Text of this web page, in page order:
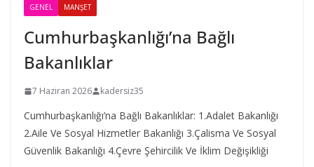
GENEL MANŞET
Cumhurbaşkanlığı’na Bağlı
Bakanlıklar
7 Haziran 2026 kadersiz35
Cumhurbaşkanlığı’na Bağlı Bakanlıklar: 1.Adalet Bakanlığı
2.Aile Ve Sosyal Hizmetler Bakanlığı 3.Çalisma Ve Sosyal
Güvenlik Bakanlığı 4.Çevre Şehircilik Ve İklim Değişikliği